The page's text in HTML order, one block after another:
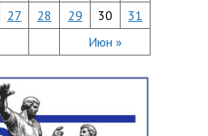
Июн »
27 28 29 30 31